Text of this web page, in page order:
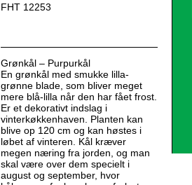
FHT 12253
Grønkål – Purpurkål
En grønkål med smukke lilla-
grønne blade, som bliver meget
mere blå-lilla når den har fået frost.
Er et dekorativt indslag i
vinterkøkkenhaven. Planten kan
blive op 120 cm og kan høstes i
løbet af vinteren. Kål kræver
megen næring fra jorden, og man
skal være over dem specielt i
august og september, hvor